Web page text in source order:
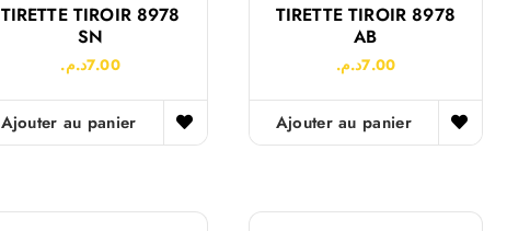
TIRETTE TIROIR 8978
SN
7.00د.م.
Ajouter au panier
TIRETTE TIROIR 8978
AB
7.00د.م.
Ajouter au panier